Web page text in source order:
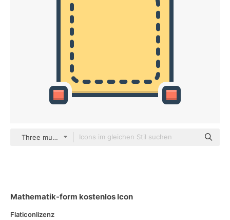
Three musketeers color lineal-color
Mathematik-form kostenlos Icon
Flaticonlizenz